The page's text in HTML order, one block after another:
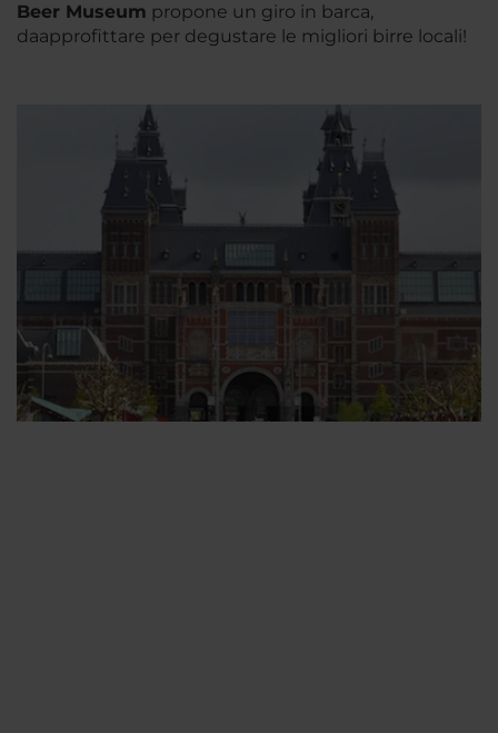
Beer Museum propone un giro in barca,
daapprofittare per degustare le migliori birre locali!